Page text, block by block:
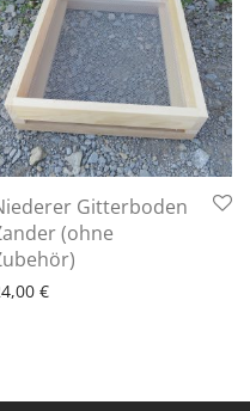
Gitterboden
(ohne
€
6 - 10 Arbeitstage